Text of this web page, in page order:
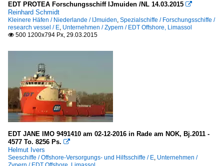
EDT PROTEA Forschungsschiff IJmuiden /NL 14.03.2015 
Reinhard Schmidt
Kleinere Häfen / Niederlande / IJmuiden, Spezialschiffe / Forschungsschiffe /
research vessel / E, Unternehmen / Zypern / EDT Offshore, Limassol
 500 1200x794 Px, 29.03.2015
EDT JANE IMO 9491410 am 02-12-2016 in Rade am NOK, Bj.2011 -
4577 To. 8256 Ps. 
Helmut Ivers
Seeschiffe / Offshore-Versorgungs- und Hilfsschiffe / E, Unternehmen /